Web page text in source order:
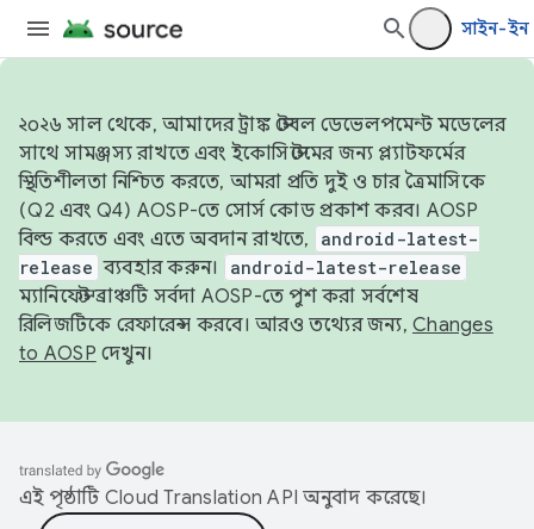
সাইন-
২০২৬ সাল থেকে, আমাদের ট্রাঙ্ক স্টেবল ডেভেলপমেন্ট মডেলের
সাথে সামঞ্জস্য রাখতে এবং ইকোসিস্টেমের জন্য প্ল্যাটফর্মের
স্থিতিশীলতা নিশ্চিত করতে, আমরা প্রতি দুই ও চার ত্রৈমাসিকে
(Q2 এবং Q4) AOSP-তে সোর্স কোড প্রকাশ করব। AOSP
বিল্ড করতে এবং এতে অবদান রাখতে,
android-latest-
release ব্যবহার করুন। android-latest-release
ম্যানিফেস্ট ব্রাঞ্চটি সর্বদা AOSP-তে পুশ করা সর্বশেষ
রিলিজটিকে রেফারেন্স করবে। আরও তথ্যের জন্য, Changes
to AOSP দেখুন।
এই পৃষ্ঠাটি Cloud Translation API অনুবাদ করেছে।